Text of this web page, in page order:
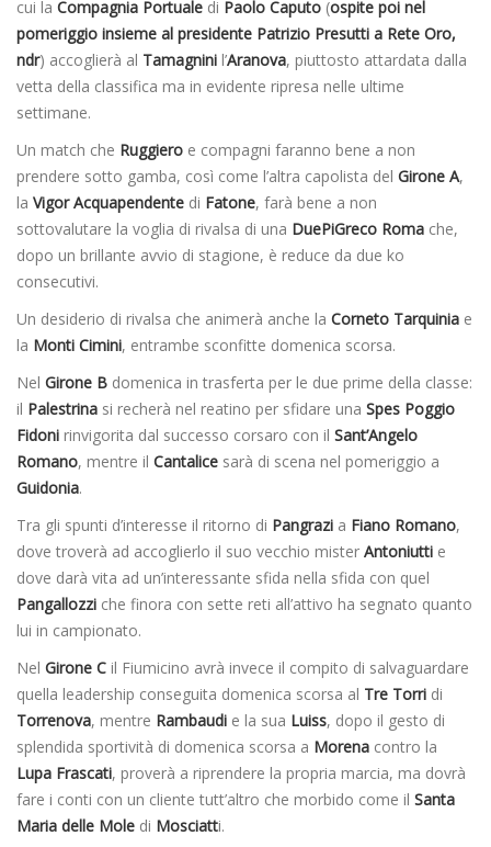
cui la Compagnia Portuale di Paolo Caputo (ospite poi nel
pomeriggio insieme al presidente Patrizio Presutti a Rete Oro,
ndr) accoglierà al Tamagnini l’Aranova, piuttosto attardata dalla
vetta della classifica ma in evidente ripresa nelle ultime
settimane.
Un match che Ruggiero e compagni faranno bene a non
prendere sotto gamba, così come l’altra capolista del Girone A,
la Vigor Acquapendente di Fatone, farà bene a non
sottovalutare la voglia di rivalsa di una DuePiGreco Roma che,
dopo un brillante avvio di stagione, è reduce da due ko
consecutivi.
Un desiderio di rivalsa che animerà anche la Corneto Tarquinia e
la Monti Cimini, entrambe sconfitte domenica scorsa.
Nel Girone B domenica in trasferta per le due prime della classe:
il Palestrina si recherà nel reatino per sfidare una Spes Poggio
Fidoni rinvigorita dal successo corsaro con il Sant’Angelo
Romano, mentre il Cantalice sarà di scena nel pomeriggio a
Guidonia.
Tra gli spunti d’interesse il ritorno di Pangrazi a Fiano Romano,
dove troverà ad accoglierlo il suo vecchio mister Antoniutti e
dove darà vita ad un’interessante sfida nella sfida con quel
Pangallozzi che finora con sette reti all’attivo ha segnato quanto
lui in campionato.
Nel Girone C il Fiumicino avrà invece il compito di salvaguardare
quella leadership conseguita domenica scorsa al Tre Torri di
Torrenova, mentre Rambaudi e la sua Luiss, dopo il gesto di
splendida sportività di domenica scorsa a Morena contro la
Lupa Frascati, proverà a riprendere la propria marcia, ma dovrà
fare i conti con un cliente tutt’altro che morbido come il Santa
Maria delle Mole di Mosciatti.